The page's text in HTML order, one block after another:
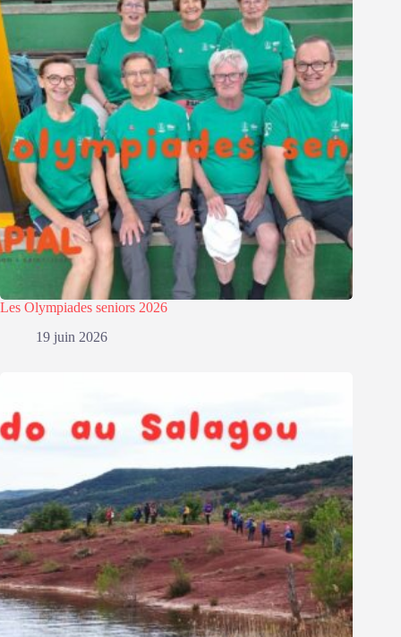
Les Olympiades seniors 2026
19 juin 2026